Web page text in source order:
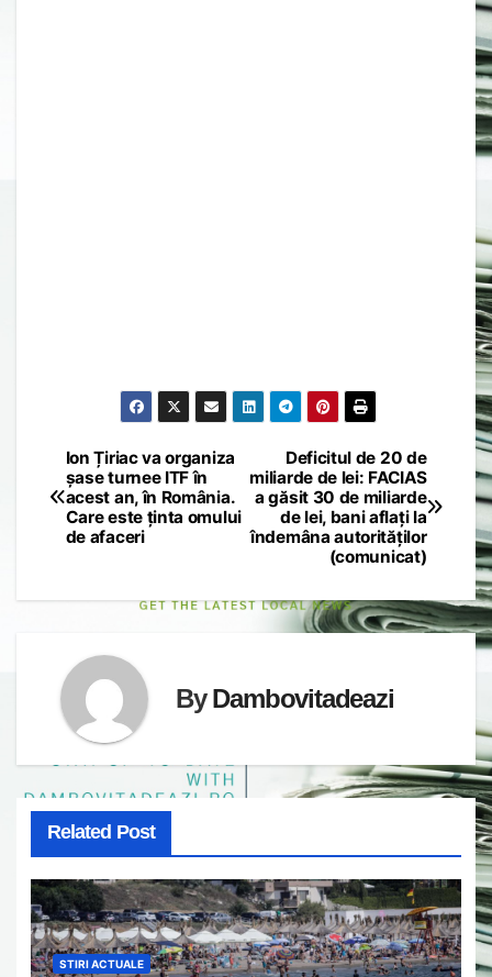
Post
navigation
Deficitul de 20 de
miliarde de lei: FACIAS
a găsit 30 de miliarde
de lei, bani aflați la
îndemâna autorităților
(comunicat)
Ion Țiriac va organiza
șase turnee ITF în
acest an, în România.
Care este ținta omului
de afaceri
ByDambovitadeazi
Related Post
STIRI ACTUALE